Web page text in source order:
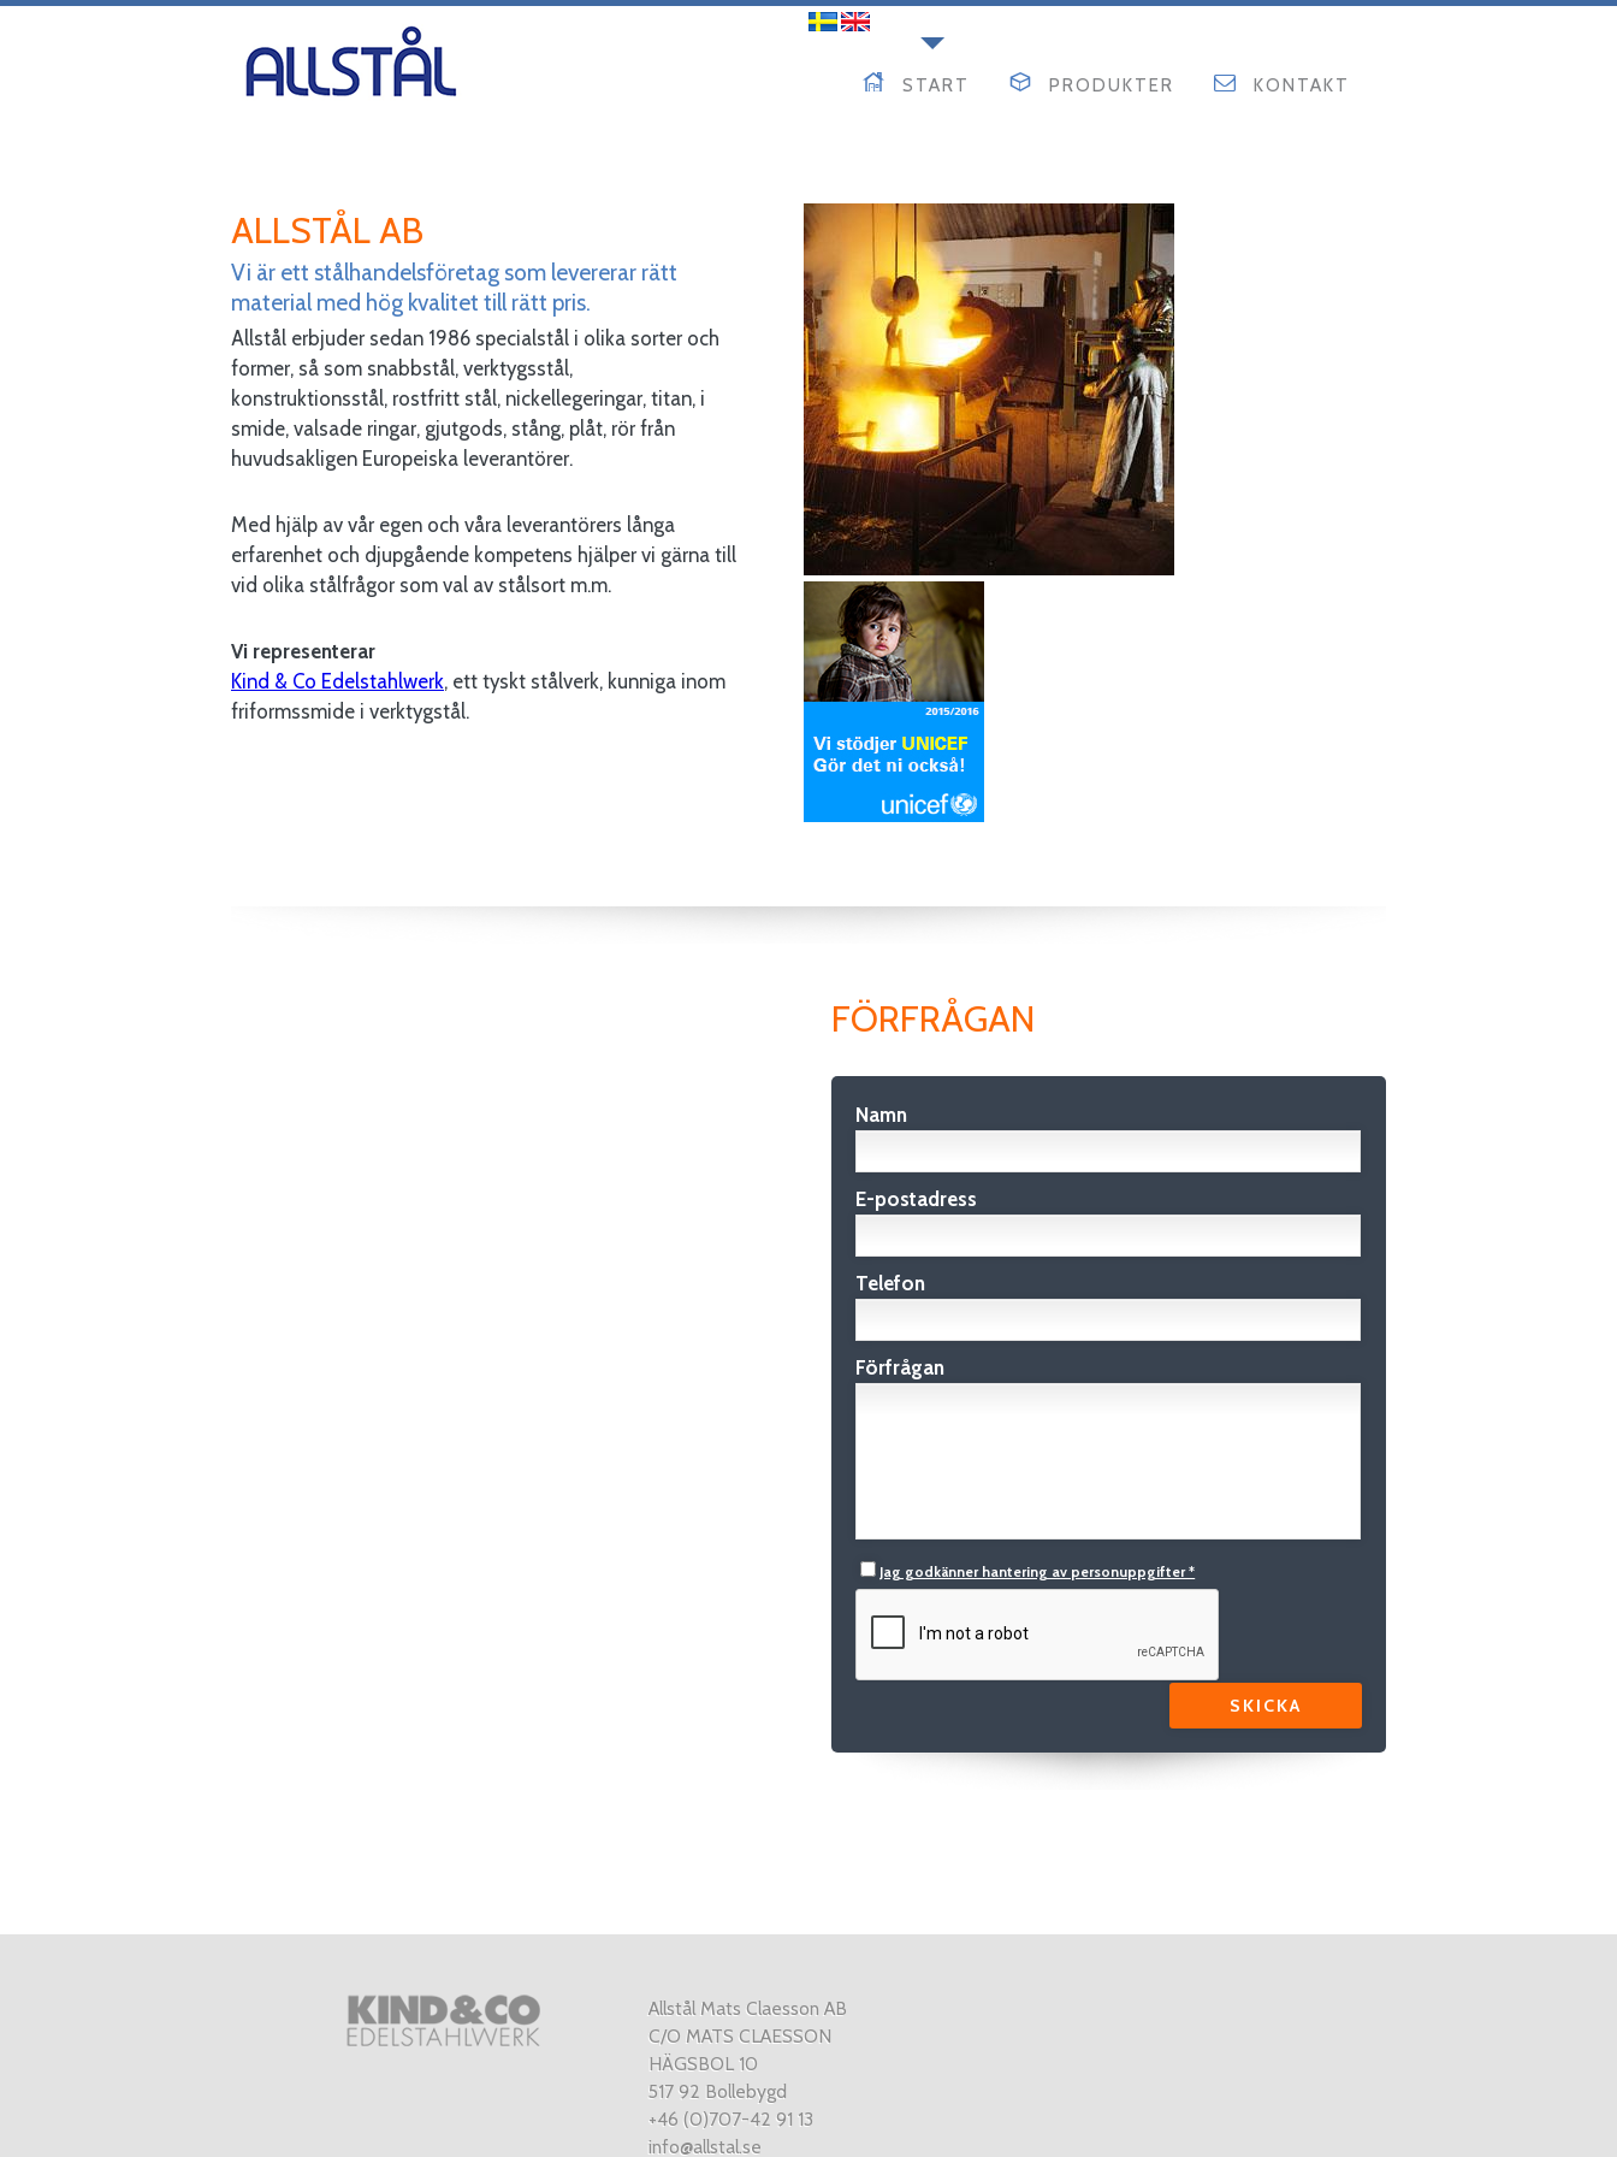
START PRODUKTER KONTAKT
ALLSTÅL AB
Vi är ett stålhandelsföretag som levererar rätt
material med hög kvalitet till rätt pris.
Allstål erbjuder sedan 1986 specialstål i olika sorter och
former, så som snabbstål, verktygsstål,
konstruktionsstål, rostfritt stål, nickellegeringar, titan, i
smide, valsade ringar, gjutgods, stång, plåt, rör från
huvudsakligen Europeiska leverantörer.
Med hjälp av vår egen och våra leverantörers långa
erfarenhet och djupgående kompetens hjälper vi gärna till
vid olika stålfrågor som val av stålsort m.m.
Vi representerar
Kind & Co Edelstahlwerk, ett tyskt stålverk, kunniga inom
friformssmide i verktygstål.
FÖRFRÅGAN
Namn
E-postadress
Telefon
Förfrågan
Jag godkänner hantering av personuppgifter *
Allstål Mats Claesson AB
C/O MATS CLAESSON
HÄGSBOL 10
517 92 Bollebygd
+46 (0)707-42 91 13
info@allstal.se